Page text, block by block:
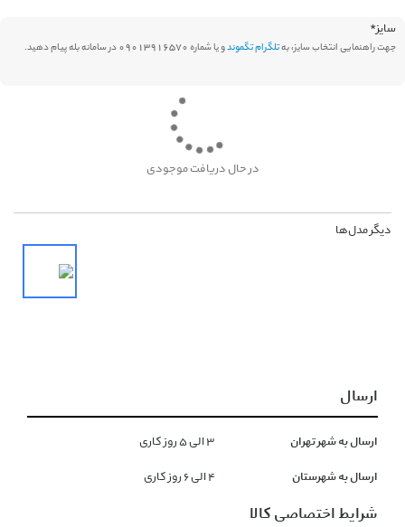
سایز*
جهت راهنمایی انتخاب سایز، بهتلگرام تگموندو یا شماره 09013916570 در سامانه بله پیام دهید.
در حال دریافت موجودی
دیگر مدل‌ها
ارسال
ارسال به شهر تهران ۳ الی ۵ روز کاری
ارسال به شهرستان ۴ الی ۶ روز کاری
شرایط اختصاصی کالا